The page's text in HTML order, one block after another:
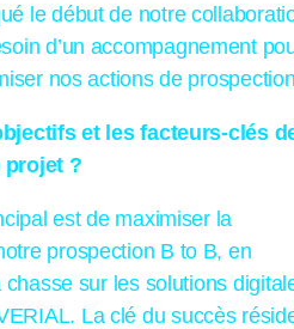
le début de notre
d’un accompagnement
nos actions de
et les facteurs-clés
projet ?
est de maximiser la
prospection B to B, en
chasse sur les solutions
La clé du succès